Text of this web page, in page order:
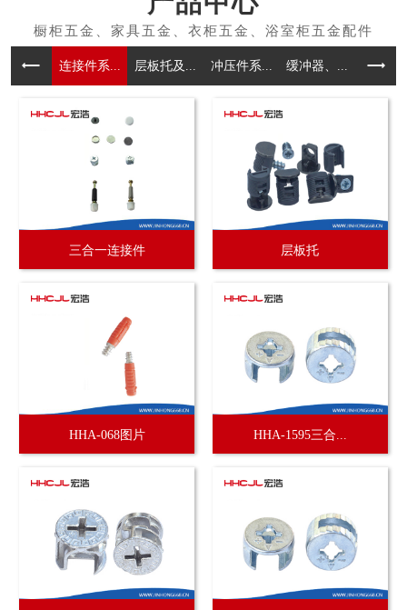
连接件系... 层板托及... 冲压件系... 缓冲器、... 拉手
三合一连接件 层板托
HHA-068图片 HHA-1595三合...